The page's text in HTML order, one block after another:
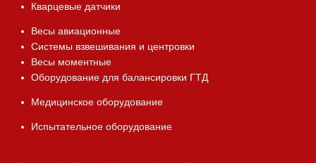
Кварцевые датчики
Весы авиационные
Системы взвешивания и центровки
Весы моментные
Оборудование для балансировки ГТД
Медицинское оборудование
Испытательное оборудование